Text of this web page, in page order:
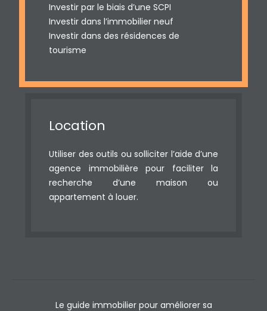
Investir par le biais d’une SCPI
Investir dans l’immobilier neuf
Investir dans des résidences de
tourisme
Location
Utiliser des outils ou solliciter l’aide d’une
agence immobilière pour faciliter la
recherche d’une maison ou
appartement à louer.
Le guide immobilier pour améliorer sa